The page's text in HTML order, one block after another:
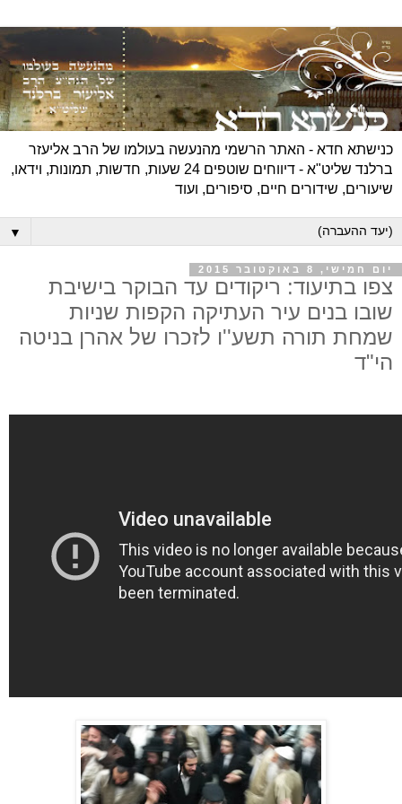
כנישתא חדא - האתר הרשמי מהנעשה בעולמו של הרב אליעזר
ברלנד שליט"א - דיווחים שוטפים 24 שעות, חדשות, תמונות, וידאו,
שיעורים, שידורים חיים, סיפורים, ועוד
▼
יום חמישי, 8 באוקטובר 2015
צפו בתיעוד: ריקודים עד הבוקר בישיבת
שובו בנים עיר העתיקה הקפות שניות
שמחת תורה תשע''ו לזכרו של אהרן בניטה
הי"ד